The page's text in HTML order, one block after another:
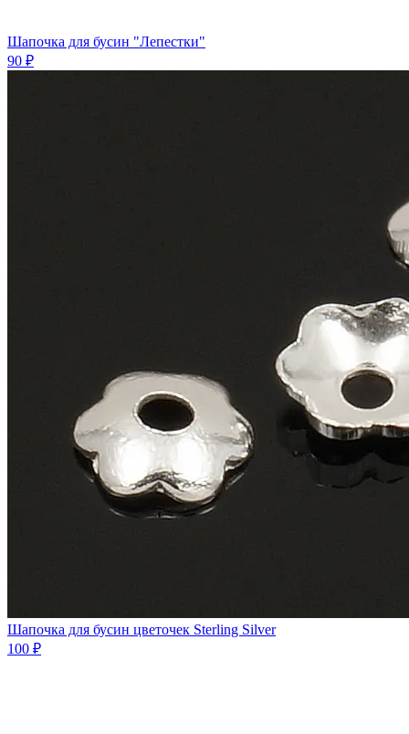
Шапочка для бусин "Лепестки"
90 ₽
Шапочка для бусин цветочек Sterling Silver
100 ₽